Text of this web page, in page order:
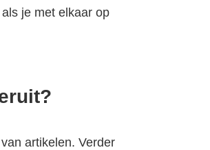
je met elkaar op
artikelen. Verder